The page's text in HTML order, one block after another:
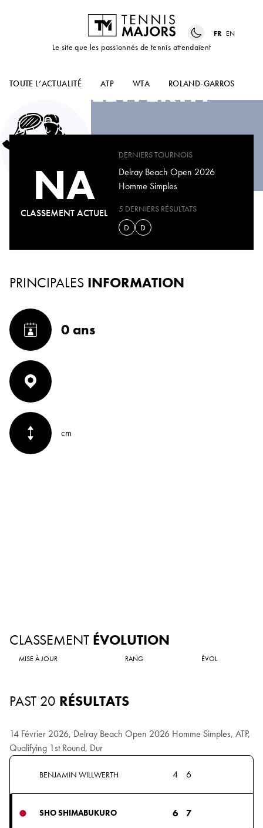
Le site que les passionnés de tennis attendaient
FR EN
TOUTE L’ACTUALITÉ ATP WTA ROLAND-GARROS
BENJAMIN
WILLWERTH
NA
CLASSEMENT ACTUEL
DERNIERS TOURNOIS
Delray Beach Open 2026
Homme Simples
5 DERNIERS RÉSULTATS
D
D
PRINCIPALES INFORMATION
0 ans
cm
CLASSEMENT ÉVOLUTION
MISE À JOUR RANG ÉVOL
PAST 20 RÉSULTATS
14 Février 2026, Delray Beach Open 2026 Homme Simples, ATP,
Qualifying 1st Round, Dur
BENJAMIN WILLWERTH 4 6
SHO SHIMABUKURO 6 7